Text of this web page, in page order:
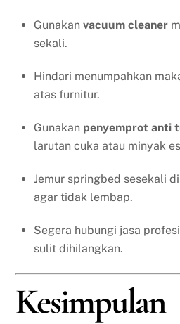
Gunakan vacuum cleaner
sekali.
Hindari menumpahkan
atas furnitur.
Gunakan penyemprot anti
larutan cuka atau minyak
Jemur springbed sesekali
agar tidak lembap.
Segera hubungi jasa
sulit dihilangkan.
Kesimpulan